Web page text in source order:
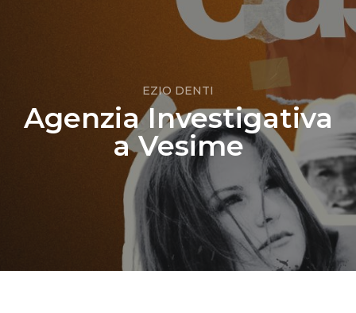
EZIO DENTI
Agenzia Investigativa
a Vesime